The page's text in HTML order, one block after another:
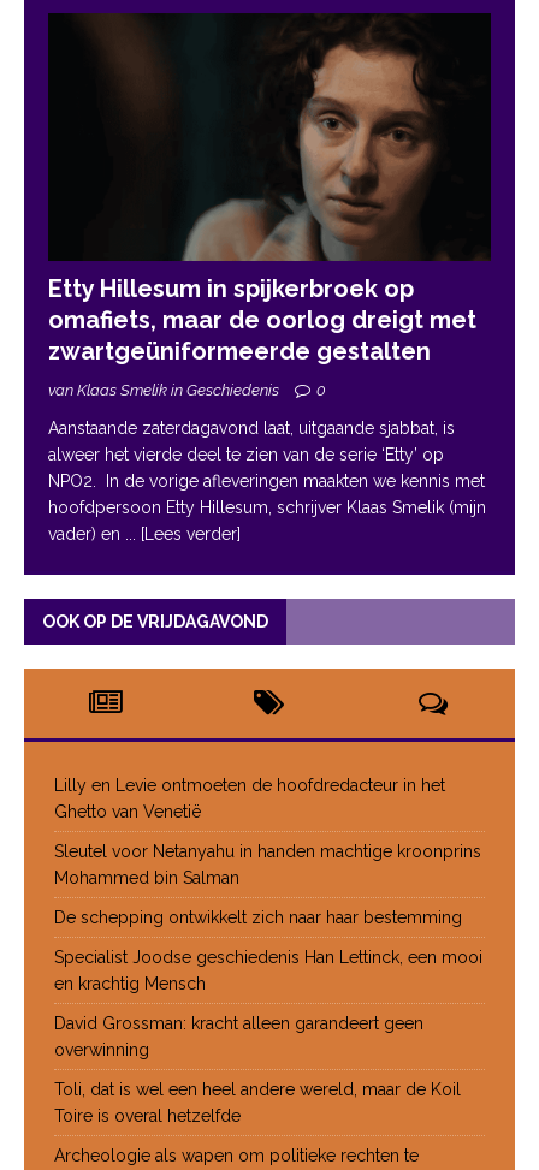
Etty Hillesum in spijkerbroek op
omafiets, maar de oorlog dreigt met
zwartgeüniformeerde gestalten
van Klaas Smelik in Geschiedenis 0
Aanstaande zaterdagavond laat, uitgaande sjabbat, is
alweer het vierde deel te zien van de serie ‘Etty’ op
NPO2. In de vorige afleveringen maakten we kennis met
hoofdpersoon Etty Hillesum, schrijver Klaas Smelik (mijn
vader) en
... [Lees verder]
OOK OP DE VRIJDAGAVOND
Lilly en Levie ontmoeten de hoofdredacteur in het
Ghetto van Venetië
Sleutel voor Netanyahu in handen machtige kroonprins
Mohammed bin Salman
De schepping ontwikkelt zich naar haar bestemming
Specialist Joodse geschiedenis Han Lettinck, een mooi
en krachtig Mensch
David Grossman: kracht alleen garandeert geen
overwinning
Toli, dat is wel een heel andere wereld, maar de Koil
Toire is overal hetzelfde
Archeologie als wapen om politieke rechten te